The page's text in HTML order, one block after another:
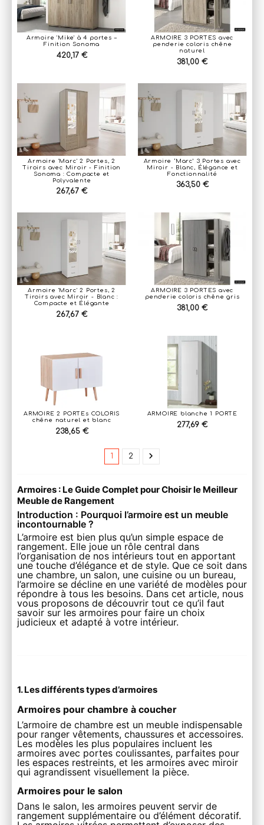
Armoire 'Mike' à 4 portes –
Finition Sonoma
420,17 €
ARMOIRE 3 PORTES avec
penderie coloris chêne
naturel
381,00 €
Armoire 'Marc' 2 Portes, 2
Tiroirs avec Miroir - Finition
Sonoma : Compacte et
Polyvalente
267,67 €
Armoire ‘Marc’ 3 Portes avec
Miroir - Blanc, Élégance et
Fonctionnalité
363,50 €
Armoire 'Marc' 2 Portes, 2
Tiroirs avec Miroir - Blanc :
Compacte et Élégante
267,67 €
ARMOIRE 3 PORTES avec
penderie coloris chêne gris
381,00 €
ARMOIRE 2 PORTEs COLORIS
chêne naturel et blanc
238,65 €
ARMOIRE blanche 1 PORTE
277,69 €
1 2
Armoires : Le Guide Complet pour Choisir le Meilleur
Meuble de Rangement
Introduction : Pourquoi l’armoire est un meuble
incontournable ?
L’armoire est bien plus qu’un simple espace de
rangement. Elle joue un rôle central dans
l’organisation de nos intérieurs tout en apportant
une touche d’élégance et de style. Que ce soit dans
une chambre, un salon, une cuisine ou un bureau,
l’armoire se décline en une variété de modèles pour
répondre à tous les besoins. Dans cet article, nous
vous proposons de découvrir tout ce qu’il faut
savoir sur les armoires pour faire un choix
judicieux et adapté à votre intérieur.
1. Les différents types d’armoires
Armoires pour chambre à coucher
L’armoire de chambre est un meuble indispensable
pour ranger vêtements, chaussures et accessoires.
Les modèles les plus populaires incluent les
armoires avec portes coulissantes, parfaites pour
les espaces restreints, et les armoires avec miroir
qui agrandissent visuellement la pièce.
Armoires pour le salon
Dans le salon, les armoires peuvent servir de
rangement supplémentaire ou d’élément décoratif.